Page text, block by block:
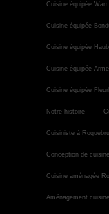
Cuisine équipée
Cuisine équipée
Cuisine équipée
Cuisine équipée
Cuisine équipée
Notre histoire
Cuisiniste à
Conception de
Cuisine aménagée
Aménagement